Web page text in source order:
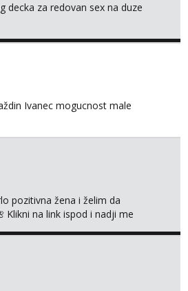
decka za redovan sex na duze
Ivanec mogucnost male
pozitivna žena i želim da
na link ispod i nadji me